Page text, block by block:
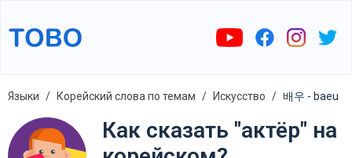
Языки Корейский слова по темам Искусство 배우 - baeu
Как сказать "актёр" на